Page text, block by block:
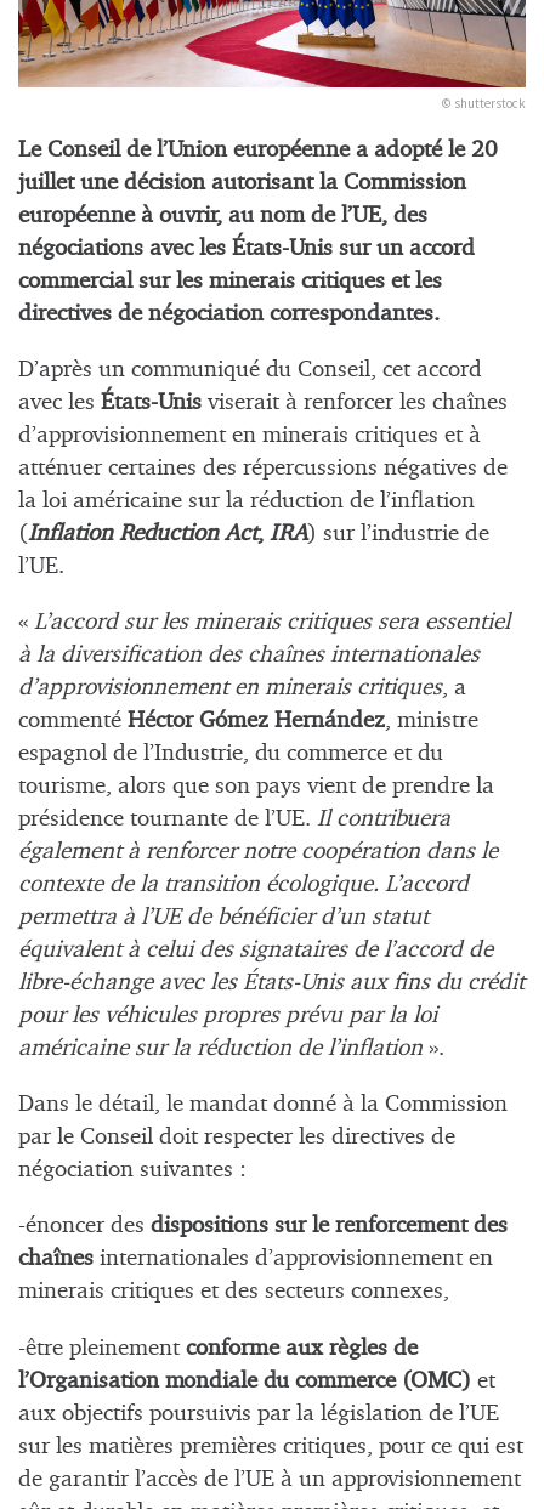
© shutterstock
Le Conseil de l’Union européenne a adopté le 20
juillet une décision autorisant la Commission
européenne à ouvrir, au nom de l’UE, des
négociations avec les États-Unis sur un accord
commercial sur les minerais critiques et les
directives de négociation correspondantes.
D’après un communiqué du Conseil, cet accord
avec les États-Unis viserait à renforcer les chaînes
d’approvisionnement en minerais critiques et à
atténuer certaines des répercussions négatives de
la loi américaine sur la réduction de l’inflation
(Inflation Reduction Act, IRA) sur l’industrie de
l’UE.
« L’accord sur les minerais critiques sera essentiel
à la diversification des chaînes internationales
d’approvisionnement en minerais critiques, a
commenté Héctor Gómez Hernández, ministre
espagnol de l’Industrie, du commerce et du
tourisme, alors que son pays vient de prendre la
présidence tournante de l’UE. Il contribuera
également à renforcer notre coopération dans le
contexte de la transition écologique. L’accord
permettra à l’UE de bénéficier d’un statut
équivalent à celui des signataires de l’accord de
libre-échange avec les États-Unis aux fins du crédit
pour les véhicules propres prévu par la loi
américaine sur la réduction de l’inflation ».
Dans le détail, le mandat donné à la Commission
par le Conseil doit respecter les directives de
négociation suivantes :
-énoncer des dispositions sur le renforcement des
chaînes internationales d’approvisionnement en
minerais critiques et des secteurs connexes,
-être pleinement conforme aux règles de
l’Organisation mondiale du commerce (OMC) et
aux objectifs poursuivis par la législation de l’UE
sur les matières premières critiques, pour ce qui est
de garantir l’accès de l’UE à un approvisionnement